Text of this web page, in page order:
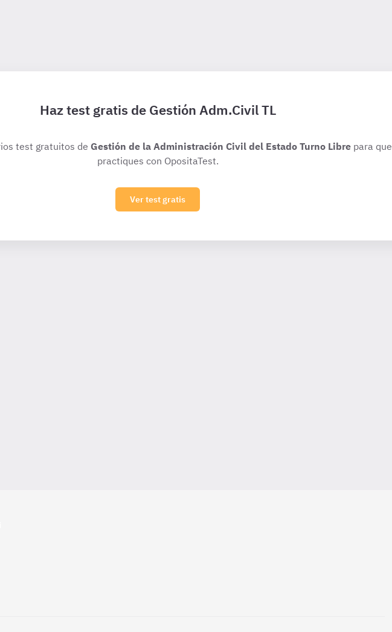
Haz test gratis de Gestión Adm.Civil TL
test gratuitos de Gestión de la Administración Civil del Estado Turno Libre para que
practiques con OpositaTest.
Ver test gratis